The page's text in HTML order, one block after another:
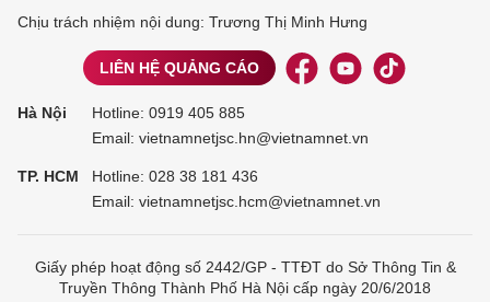
Chịu trách nhiệm nội dung: Trương Thị Minh Hưng
LIÊN HỆ QUẢNG CÁO
Hà Nội Hotline: 0919 405 885
Email: vietnamnetjsc.hn@vietnamnet.vn
TP. HCM Hotline: 028 38 181 436
Email: vietnamnetjsc.hcm@vietnamnet.vn
Giấy phép hoạt động số 2442/GP - TTĐT do Sở Thông Tin &
Truyền Thông Thành Phố Hà Nội cấp ngày 20/6/2018